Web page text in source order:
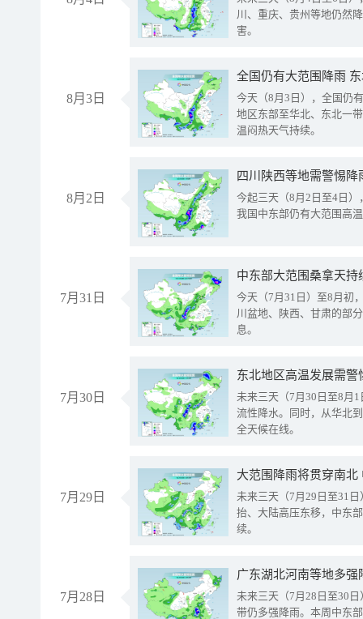
川、重庆、贵州等地仍然
害。
8月3日
全国仍有大范围降雨
今天（8月3日），全国仍
地区东部至华北、东北一
温闷热天气持续。
8月2日
今起三天（8月2日至4日
我国中东部仍有大范围高
7月31日
中东部大范围桑拿天
今天（7月31日）至8月初
川盆地、陕西、甘肃的部
息。
7月30日
东北地区高温发展需
未来三天（7月30日至8月
流性降水。同时，从华北
全天候在线。
7月29日
大范围降雨将贯穿南
未来三天（7月29日至31
抬、大陆高压东移，中东
续。
7月28日
广东湖北河南等地多
未来三天（7月28日至30
带仍多强降雨。本周中东